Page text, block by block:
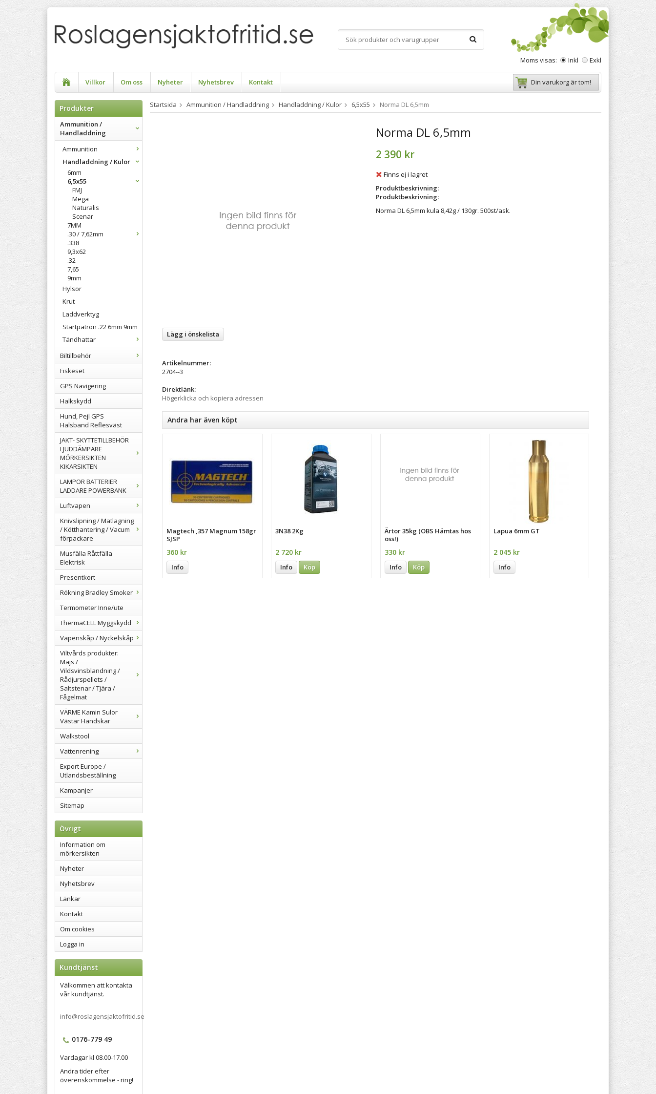
Moms visas: Inkl Exkl
Villkor Om oss Nyheter Nyhetsbrev Kontakt Din varukorg är tom!
Produkter
Ammunition /
Handladdning
Ammunition
Handladdning / Kulor
6mm
6,5x55
FMJ
Mega
Naturalis
Scenar
7MM
.30 / 7,62mm
.338
9,3x62
.32
7,65
9mm
Hylsor
Krut
Laddverktyg
Startpatron .22 6mm 9mm
Tändhattar
Biltillbehör
Fiskeset
GPS Navigering
Halkskydd
Hund, Pejl GPS
Halsband Reflesväst
JAKT- SKYTTETILLBEHÖR
LJUDDÄMPARE
MÖRKERSIKTEN
KIKARSIKTEN
LAMPOR BATTERIER
LADDARE POWERBANK
Luftvapen
Knivslipning / Matlagning
/ Kötthantering / Vacum
förpackare
Musfälla Råttfälla
Elektrisk
Presentkort
Rökning Bradley Smoker
Termometer Inne/ute
ThermaCELL Myggskydd
Vapenskåp / Nyckelskåp
Viltvårds produkter:
Majs /
Vildsvinsblandning /
Rådjurspellets /
Saltstenar / Tjära /
Fågelmat
VÄRME Kamin Sulor
Västar Handskar
Walkstool
Vattenrening
Export Europe /
Utlandsbeställning
Kampanjer
Sitemap
Övrigt
Information om
mörkersikten
Nyheter
Nyhetsbrev
Länkar
Kontakt
Om cookies
Logga in
Kundtjänst
Välkommen att kontakta
vår kundtjänst.
info@roslagensjaktofritid.se
0176-779 49
Vardagar kl 08.00-17.00
Andra tider efter
överenskommelse - ring!
Startsida Ammunition / Handladdning Handladdning / Kulor 6,5x55 Norma DL 6,5mm
Norma DL 6,5mm
2 390 kr
Finns ej i lagret
Produktbeskrivning:
Produktbeskrivning:
Norma DL 6,5mm kula 8,42g / 130gr. 500st/ask.
Lägg i önskelista
Artikelnummer:
2704--3
Direktlänk:
Högerklicka och kopiera adressen
Andra har även köpt
Magtech ,357 Magnum 158gr
SJSP
360 kr
Info
3N38 2Kg
2 720 kr
Info Köp
Ärtor 35kg (OBS Hämtas hos
oss!)
330 kr
Info Köp
Lapua 6mm GT
2 045 kr
Info